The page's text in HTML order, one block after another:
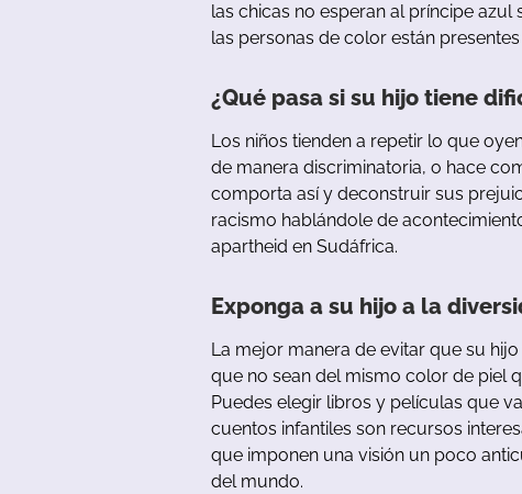
las chicas no esperan al príncipe azul
las personas de color están presentes
¿Qué pasa si su hijo tiene
Los niños tienden a repetir lo que
de manera discriminatoria, o hace
comporta así y deconstruir sus
racismo hablándole de
apartheid en Sudáfrica.
Exponga a su hijo a la
La mejor manera de evitar que su hijo
que no sean del mismo color de piel
Puedes elegir libros y películas que
cuentos infantiles son recursos
que imponen una visión un poco
del mundo.